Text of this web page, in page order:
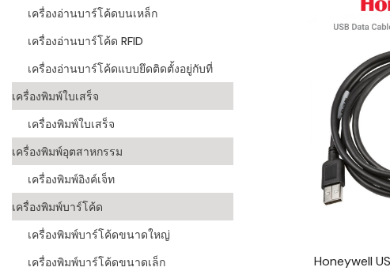
วิธีเลือกเครื่องพิมพ์
เครื่องพิมพ์บาร์โค้ด
เครื่องอ่านบาร์โค้
หลักการของบาร์โ
เครื่องอ่านบาร์โค้ดบนเหล็ก
เครื่องอ่านบาร์โค้ด RFID
เครื่องอ่านบาร์โค้ดแบบยึดติดตั้งอยู่กับที่
เครื่องพิมพ์ใบเสร็จ
เครื่องพิมพ์ใบเสร็จ
เครื่องพิมพ์อุตสาหกรรม
เครื่องพิมพ์อิงค์เจ็ท
เครื่องพิมพ์บาร์โค้ด
เครื่องพิมพ์บาร์โค้ดขนาดใหญ่
เครื่องพิมพ์บาร์โค้ดขนาดเล็ก
Honeywell